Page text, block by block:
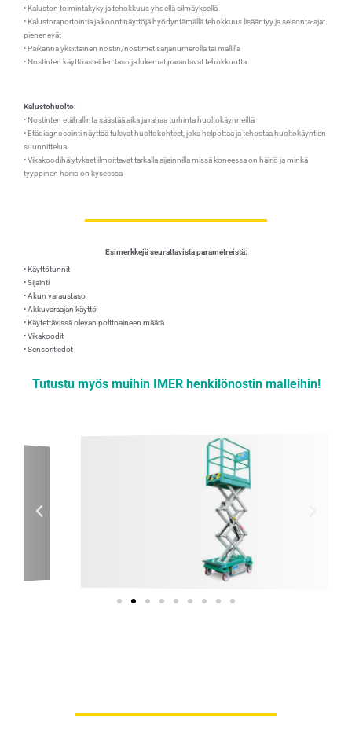
• Kaluston toimintakyky ja tehokkuus yhdellä silmäyksellä
• Kalustoraportointia ja koontinäyttöjä hyödyntämällä tehokkuus lisääntyy ja seisonta-ajat
pienenevät
• Paikanna yksittäinen nostin/nostimet sarjanumerolla tai mallilla
• Nostinten käyttöasteiden taso ja lukemat parantavat tehokkuutta
Kalustohuolto:
• Nostinten etähallinta säästää aika ja rahaa turhinta huoltokäynneiltä
• Etädiagnosointi näyttää tulevat huoltokohteet , joka helpottaa ja tehostaa huoltokäyntien
suunnittelua
• Vikakoodihälytykset ilmoittavat tarkalla sijainnilla missä koneessa on häiriö ja minkä
tyyppinen häiriö on kyseessä
Esimerkkejä seurattavista parametreistä:
• Käyttötunnit
• Sijainti
• Akun varaustaso
• Akkuvaraajan käyttö
• Käytettävissä olevan polttoaineen määrä
• Vikakoodit
• Sensoritiedot
Tutustu myös muihin IMER henkilönostin malleihin!